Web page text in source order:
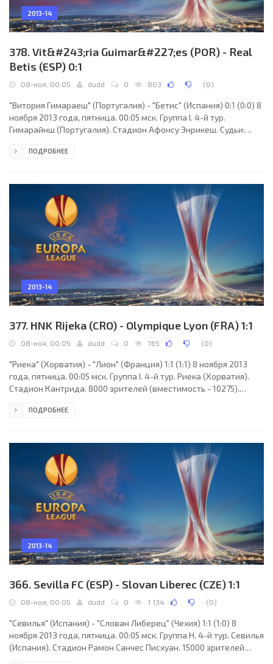
2013-14
378. Vit&#243;ria Guimar&#227;es (POR) - Real
Betis (ESP) 0:1
08-ноя, 00:05 dudd 0 803 (0)
"Витория Гимараеш" (Португалия) - "Бетис" (Испания) 0:1 (0:0) 8
ноября 2013 года, пятница. 00:05 мск. Группа I. 4-й тур.
Гимарайнш (Португалия). Стадион Афонсу Энрикеш. Судьи:
(Италия), Алессандро Джаллатини (Италия). Резервный:
Плянж (Рикарду, 72), Леонел Олимпио (к), Мусса Маазу, Педру
Коррейя, Андре Сантуш (Тьягу Родригеш,
ПОДРОБНЕЕ
2013-14
377. HNK Rijeka (CRO) - Olympique Lyon (FRA) 1:1
08-ноя, 00:05 dudd 0 765 (0)
"Риека" (Хорватия) - "Лион" (Франция) 1:1 (1:1) 8 ноября 2013
года, пятница. 00:05 мск. Группа I. 4-й тур. Риека (Хорватия).
Стадион Кантрида. 8000 зрителей (вместимость - 10275).
(Израиль), Нисан Давиди (Израиль). Резервный: Двир Шимон
Мочинич, Леон Бенко, Зоран Квржич (Горан Муянович, 88), Лука
Марич, Матео Бертоша, Мате Малеш,
ПОДРОБНЕЕ
2013-14
366. Sevilla FC (ESP) - Slovan Liberec (CZE) 1:1
08-ноя, 00:05 dudd 0 1 134 (0)
"Севилья" (Испания) - "Слован Либерец" (Чехия) 1:1 (1:0) 8
ноября 2013 года, пятница. 00:05 мск. Группа H. 4-й тур. Севилья
(Испания). Стадион Рамон Санчес Писхуан. 15000 зрителей